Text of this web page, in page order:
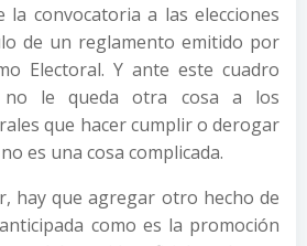
la convocatoria a las elecciones
de un reglamento emitido por
Electoral. Y ante este cuadro
no le queda otra cosa a los
que hacer cumplir o derogar
es una cosa complicada.
hay que agregar otro hecho de
como es la promoción